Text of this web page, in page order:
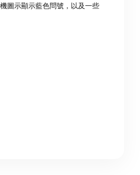
圖示顯示藍色問號，以及一些